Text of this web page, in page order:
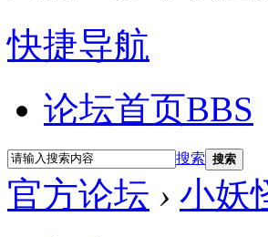
快捷导航
论坛首页BBS
搜索 搜索
官方论坛 › 小妖